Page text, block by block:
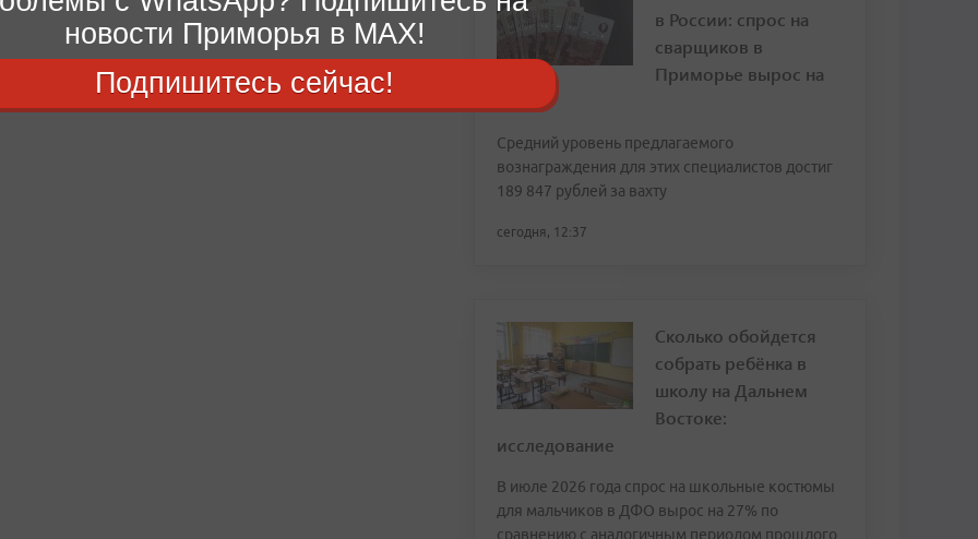
в России: спрос на
сварщиков в
Приморье вырос на
Средний уровень предлагаемого
вознаграждения для этих специалистов достиг
189 847 рублей за вахту
сегодня, 12:37
Сколько обойдется
собрать ребёнка в
школу на Дальнем
Востоке:
исследование
В июле 2026 года спрос на школьные костюмы
для мальчиков в ДФО вырос на 27% по
сравнению с аналогичным периодом прошлого
новости Приморья в MAX!
Подпишитесь сейчас!